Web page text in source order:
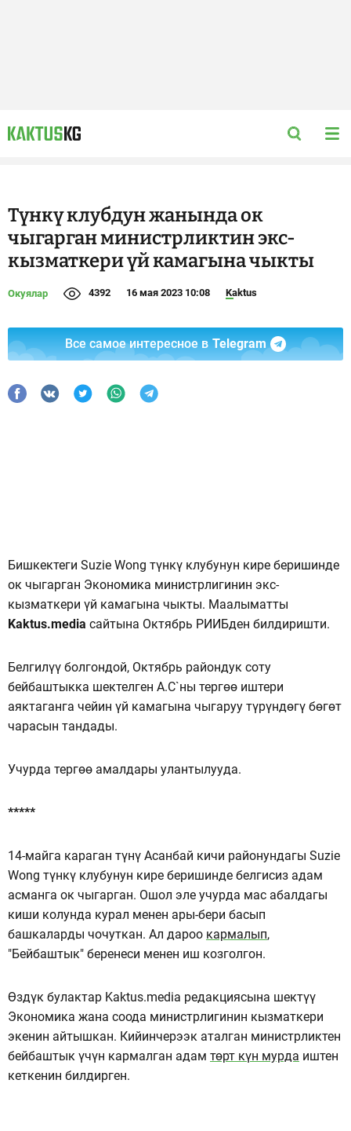
Түнкү клубдун жанында ок
чыгарган министрликтин экс-
кызматкери үй камагына чыкты
Окуялар 4392 16 мая 2023 10:08 Kaktus
Все самое интересное в Telegram
Бишкектеги Suzie Wong түнкү клубунун кире беришинде
ок чыгарган Экономика министрлигинин экс-
кызматкери үй камагына чыкты. Маалыматты
Kaktus.media сайтына Октябрь РИИБден билдиришти.
Белгилүү болгондой, Октябрь райондук соту
бейбаштыкка шектелген А.С`ны тергөө иштери
аяктаганга чейин үй камагына чыгаруу түрүндөгү бөгөт
чарасын тандады.
Учурда тергөө амалдары улантылууда.
*****
14-майга караган түнү Асанбай кичи районундагы Suzie
Wong түнкү клубунун кире беришинде белгисиз адам
асманга ок чыгарган. Ошол эле учурда мас абалдагы
киши колунда курал менен ары-бери басып
башкаларды чочуткан. Ал дароо кармалып,
"Бейбаштык" беренеси менен иш козголгон.
Өздүк булактар Kaktus.media редакциясына шектүү
Экономика жана соода министрлигинин кызматкери
экенин айтышкан. Кийинчерээк аталган министрликтен
бейбаштык үчүн кармалган адам төрт күн мурда иштен
кеткенин билдирген.